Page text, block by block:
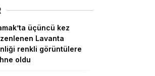
üçüncü kez
Lavanta
renkli görüntülere
oldu